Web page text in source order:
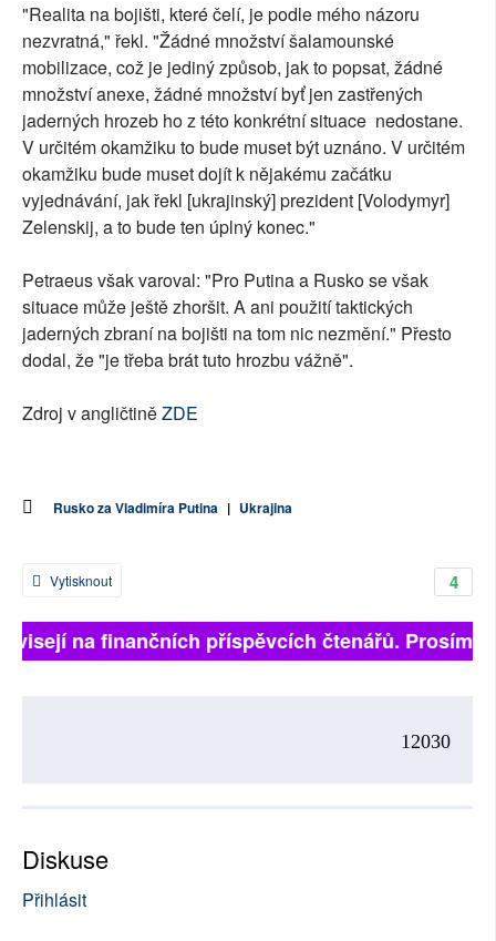
"Realita na bojišti, které čelí, je podle mého názoru
nezvratná," řekl. "Žádné množství šalamounské
mobilizace, což je jediný způsob, jak to popsat, žádné
množství anexe, žádné množství byť jen zastřených
jaderných hrozeb ho z této konkrétní situace nedostane.
V určitém okamžiku to bude muset být uznáno. V určitém
okamžiku bude muset dojít k nějakému začátku
vyjednávání, jak řekl [ukrajinský] prezident [Volodymyr]
Zelenskij, a to bude ten úplný konec."
Petraeus však varoval: "Pro Putina a Rusko se však
situace může ještě zhoršit. A ani použití taktických
jaderných zbraní na bojišti na tom nic nezmění." Přesto
dodal, že "je třeba brát tuto hrozbu vážně".
Zdroj v angličtiněZDE
Rusko za Vladimíra Putina | Ukrajina
4
Vytisknout
na finančních příspěvcích čtenářů. Prosíme,
12030
Diskuse
Přihlásit